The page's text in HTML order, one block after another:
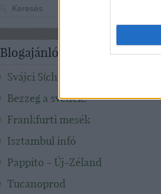
Blogajánló
Svájci S(ch)apka
Bezzeg a svédek!
Frankfurti mesék
Isztambul infó
Pappito - Új-Zéland
Tucanoprod